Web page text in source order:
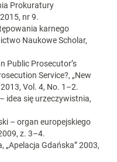
Prokuratury
nr 9.
karnego
Naukowe Scholar,
Public Prosecutor’s
Service?, „New
Vol. 4, No. 1–2.
idea się urzeczywistnia,
– organ europejskiego
z. 3–4.
„Apelacja Gdańska” 2003,